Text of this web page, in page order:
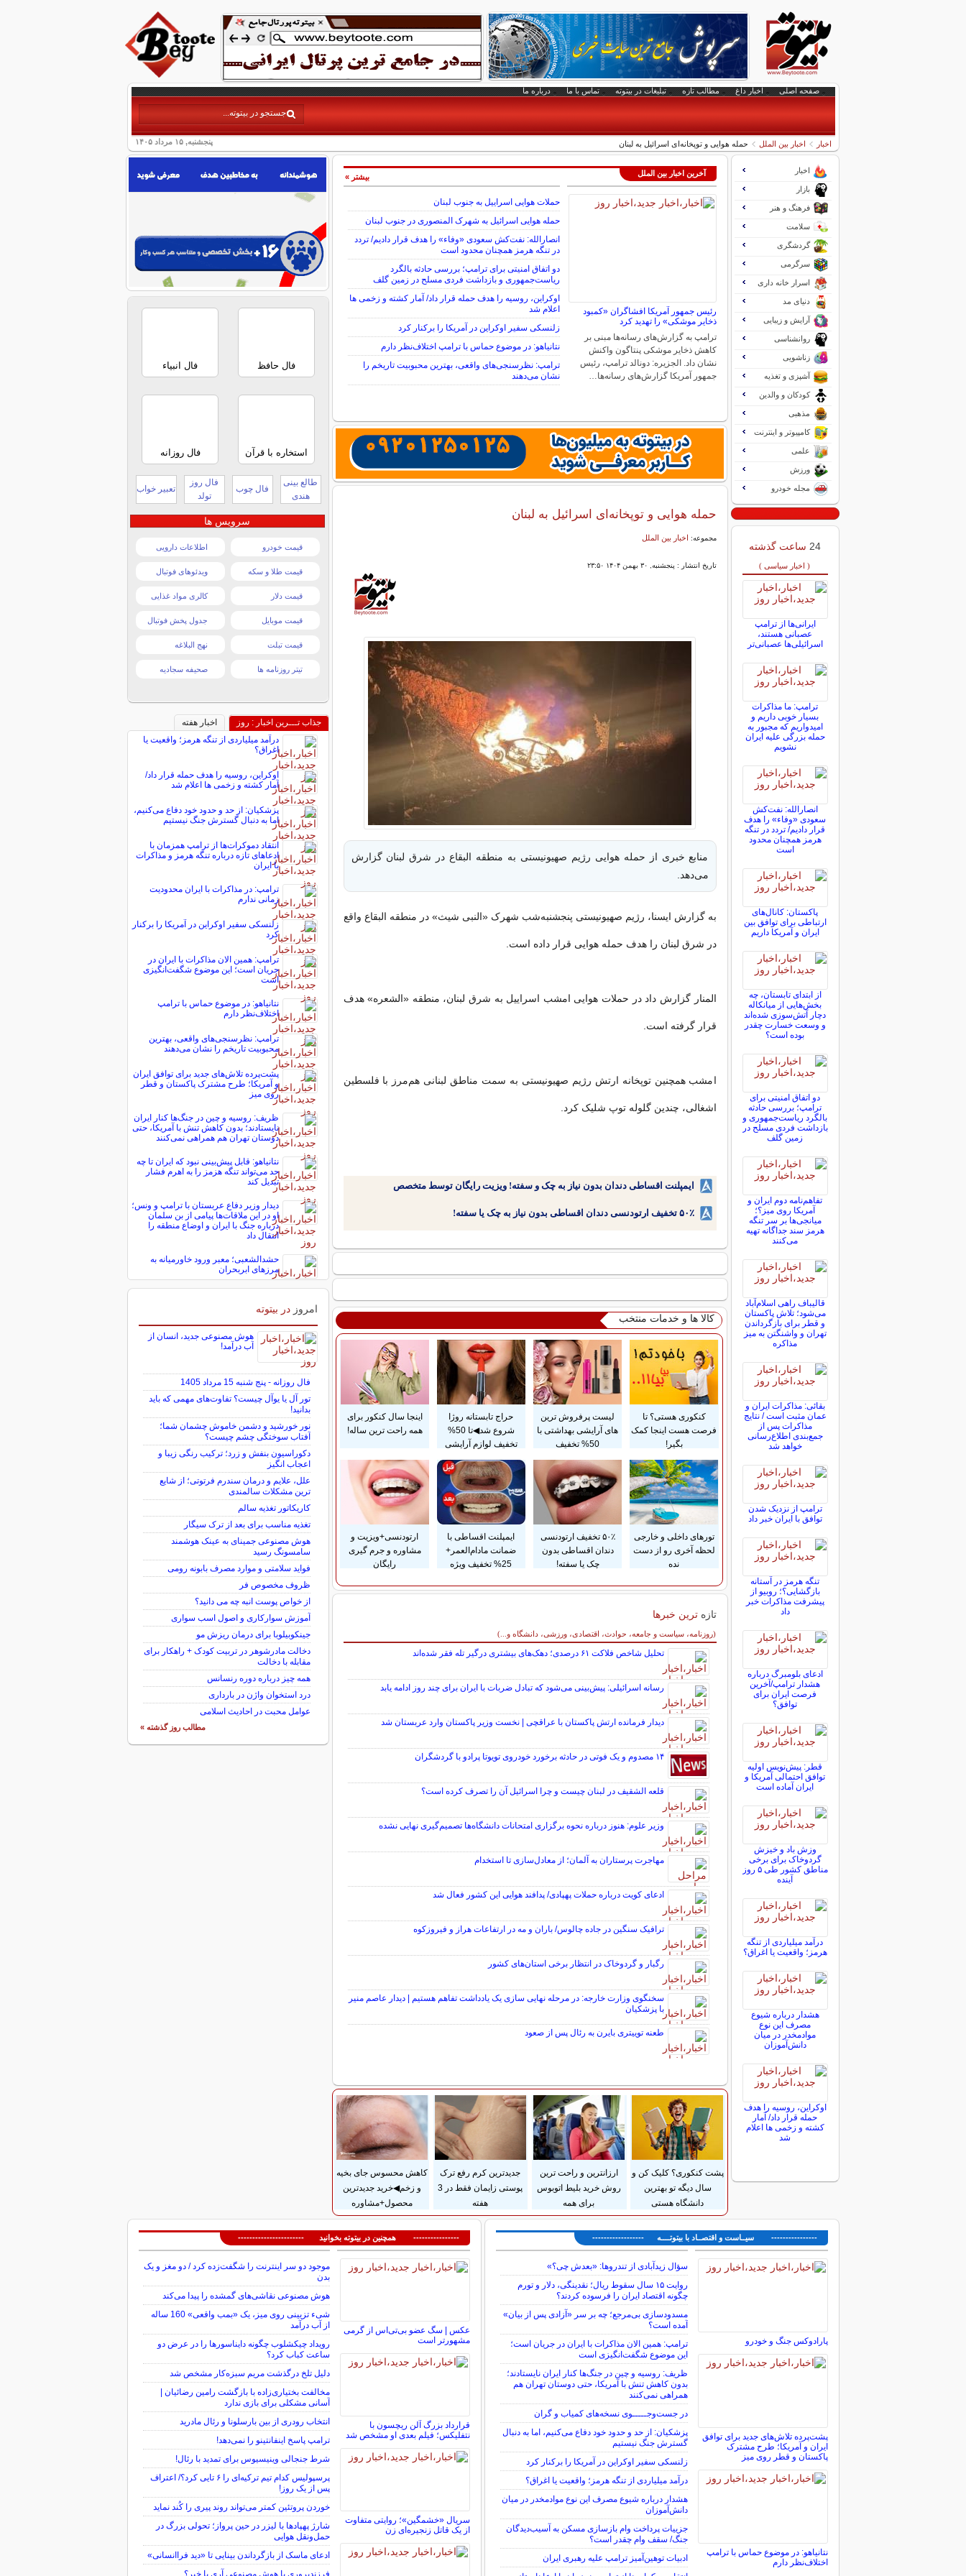
صفحه اصلی اخبار داغ مطالب تازه تبلیغات در بیتوته تماس با ما درباره ما
پنجشنبه, ۱۵ مرداد ۱۴۰۵ اخبار اخبار بین الملل حمله هوایی و توپخانه‌ای اسرائیل به لبنان
آخرین اخبار بین الملل
رئیس جمهور آمریکا افشاگران «کمبود
ذخایر موشکی» را تهدید کرد
ترامپ به گزارش‌های رسانه‌ها مبنی بر
کاهش ذخایر موشکی پنتاگون واکنش
نشان داد. الجزیره: دونالد ترامپ، رئیس
جمهور آمریکا گزارش‌های رسانه‌ها…
حملات هوایی اسراییل به جنوب لبنان
حمله هوایی اسرائیل به شهرک المنصوری در جنوب لبنان
انصارالله: نفت‌کش سعودی «وفاء» را هدف قرار دادیم/ تردد
در تنگه هرمز همچنان محدود است
دو اتفاق امنیتی برای ترامپ؛ بررسی حادثه بالگرد
ریاست‌جمهوری و بازداشت فردی مسلح در زمین گلف
اوکراین، روسیه را هدف حمله قرار داد/ آمار کشته و زخمی ها
اعلام شد
زلنسکی سفیر اوکراین در آمریکا را برکنار کرد
نتانیاهو: در موضوع حماس با ترامپ اختلاف‌نظر دارم
ترامپ: نظرسنجی‌های واقعی، بهترین محبوبیت تاریخم را
نشان می‌دهند
بیشتر »
حمله هوایی و توپخانه‌ای اسرائیل به لبنان
مجموعه: اخبار بین الملل
تاریخ انتشار : پنجشنبه, ۳۰ بهمن ۱۴۰۴ ۲۳:۵۰
منابع خبری از حمله هوایی رژیم صهیونیستی به منطقه البقاع در شرق لبنان گزارش
می‌دهد.
به گزارش ایسنا، رژیم صهیونیستی پنجشنبه‌شب شهرک «النبی شیث» در منطقه البقاع واقع
در شرق لبنان را هدف حمله هوایی قرار داده است.
المنار گزارش داد در حملات هوایی امشب اسراییل به شرق لبنان، منطقه «الشعره» هدف
قرار گرفته است.
امشب همچنین توپخانه ارتش رژیم صهیونیستی به سمت مناطق لبنانی هم‌مرز با فلسطین
اشغالی، چندین گلوله توپ شلیک کرد.
ایمپلنت اقساطی دندان بدون نیاز به چک و سفته! ویزیت رایگان توسط متخصص
۵۰٪ تخفیف ارتودنسی دندان اقساطی بدون نیاز به چک یا سفته!
کالا ها و خدمات منتخب
کنکوری هستی؟ تا
فرصت هست اینجا کمک
بگیر!
لیست پرفروش ترین
های آرایشی بهداشتی با
50% تخفیف
حراج تابستانه روژا
شروع شد◀تا 50%
تخفیف لوازم آرایشی
اینجا سال کنکور برای
همه راحت ترین ساله!
تورهای داخلی و خارجی
لحظه آخری رو از دست
نده
۵۰٪ تخفیف ارتودنسی
دندان اقساطی بدون
چک یا سفته!
ایمپلنت اقساطی با
ضمانت مادام‌العمر+
25% تخفیف ویژه
ارتودنسی+ویزیت و
مشاوره و جرم گیری
رایگان
تازه ترین خبرها
(روزنامه، سیاست و جامعه، حوادث، اقتصادی، ورزشی، دانشگاه و...)
سایر خبرهای داغ
تحلیل شاخص فلاکت ۶۱ درصدی؛ دهک‌های بیشتری درگیر تله فقر شده‌اند
رسانه اسرائیلی: پیش‌بینی می‌شود که تبادل ضربات با ایران برای چند روز ادامه یابد
دیدار فرمانده ارتش پاکستان با عراقچی | نخست وزیر پاکستان وارد عربستان شد
۱۴ مصدوم و یک فوتی در حادثه برخورد خودروی تویوتا پرادو با گردشگران
قلعه الشقیف در لبنان چیست و چرا اسرائیل آن را تصرف کرده است؟
وزیر علوم: هنوز درباره نحوه برگزاری امتحانات دانشگاه‌ها تصمیم‌گیری نهایی نشده
مهاجرت پرستاران به آلمان؛ از معادل‌سازی تا استخدام
ادعای کویت درباره حملات پهپادی/ پدافند هوایی این کشور فعال شد
ترافیک سنگین در جاده چالوس/ باران و مه در ارتفاعات هراز و فیروزکوه
رگبار و گردوخاک در انتظار برخی استان‌های کشور
سخنگوی وزارت خارجه: در مرحله نهایی سازی یک یادداشت تفاهم هستیم | دیدار عاصم منیر
با پزشکیان
طعنه توییتری بایرن به رئال پس از صعود
سایر خبرهای داغ
پشت کنکوری؟ کلیک کن و
سال دیگه تو بهترین
دانشگاه هستی
ارزانترین و راحت ترین
روش خرید بلیط اتوبوس
برای همه
جدیدترین کرم رفع ترک
پوستی زایمان فقط در 3
هفته
کاهش محسوس جای بخیه
و زخم◀خرید جدیدترین
محصول+مشاوره
اخبار
بازار
فرهنگ و هنر
سلامت
گردشگری
سرگرمی
اسرار خانه داری
دنیای مد
آرایش و زیبایی
روانشناسی
زناشویی
آشپزی و تغذیه
کودکان و والدین
مذهبی
کامپیوتر و اینترنت
علمی
ورزش
مجله خودرو
24 ساعت گذشته
( اخبار سیاسی )
ایرانی‌ها از ترامپ
عصبانی هستند،
اسرائیلی‌ها عصبانی‌تر
ترامپ: ما مذاکرات
بسیار خوبی داریم و
امیدواریم که مجبور به
حمله بزرگی علیه ایران
نشویم
انصارالله: نفت‌کش
سعودی «وفاء» را هدف
قرار دادیم/ تردد در تنگه
هرمز همچنان محدود
است
پاکستان: کانال‌های
ارتباطی برای توافق بین
ایران و آمریکا داریم
از ابتدای تابستان، چه
بخش‌هایی از میانکاله
دچار آتش‌سوزی شده‌اند
و وسعت خسارت چقدر
بوده است؟
دو اتفاق امنیتی برای
ترامپ؛ بررسی حادثه
بالگرد ریاست‌جمهوری و
بازداشت فردی مسلح در
زمین گلف
تفاهم‌نامه دوم ایران و
آمریکا روی میز؟؛
میانجی‌ها بر سر تنگه
هرمز سند جداگانه تهیه
می‌کنند
قالیباف راهی اسلام‌آباد
می‌شود؛ تلاش پاکستان
و قطر برای بازگرداندن
تهران و واشنگتن به میز
مذاکره
بقائی: مذاکرات ایران و
عمان مثبت است / نتایج
مذاکرات پس از
جمع‌بندی اطلاع‌رسانی
خواهد شد
ترامپ از نزدیک شدن
توافق با ایران خبر داد
تنگه هرمز در آستانه
بازگشایی؟؛ روبیو از
پیشرفت مذاکرات خبر
داد
ادعای بلومبرگ درباره
هشدار ترامپ/آخرین
فرصت ایران برای
توافق؟
قطر: پیش‌نویس اولیه
توافق احتمالی آمریکا و
ایران آماده است
وزش باد و خیزش
گردوخاک برای برخی
مناطق کشور طی ۵ روز
آینده
درآمد میلیاردی از تنگه
هرمز؛ واقعیت یا اغراق؟
هشدار درباره شیوع
مصرف این نوع
موادمخدر در میان
دانش‌آموزان
اوکراین، روسیه را هدف
حمله قرار داد/ آمار
کشته و زخمی ها اعلام
شد
فال حافظ فال انبیاء
استخاره با قرآن فال روزانه
طالع بینی
هندی
فال چوب
فال روز
تولد
تعبیر خواب
سرویس ها
قیمت خودرو اطلاعات دارویی
قیمت طلا و سکه ویدئوهای فوتبال
قیمت دلار کالری مواد غذایی
قیمت موبایل جدول پخش فوتبال
قیمت تبلت نهج البلاغه
تیتر روزنامه ها صحیفه سجادیه
جذاب تـــرین اخبار : روز
اخبار هفته
درآمد میلیاردی از تنگه هرمز؛ واقعیت یا
اغراق؟
اوکراین، روسیه را هدف حمله قرار داد/
آمار کشته و زخمی ها اعلام شد
پزشکیان: از حد و حدود خود دفاع می‌کنیم،
اما به دنبال گسترش جنگ نیستیم
انتقاد دموکرات‌ها از ترامپ همزمان با
ادعاهای تازه درباره تنگه هرمز و مذاکرات
با ایران
ترامپ: در مذاکرات با ایران محدودیت
زمانی ندارم
زلنسکی سفیر اوکراین در آمریکا را برکنار
کرد
ترامپ: همین الان مذاکرات با ایران در
جریان است؛ این موضوع شگفت‌انگیزی
است
نتانیاهو: در موضوع حماس با ترامپ
اختلاف‌نظر دارم
ترامپ: نظرسنجی‌های واقعی، بهترین
محبوبیت تاریخم را نشان می‌دهند
پشت‌پرده تلاش‌های جدید برای توافق ایران
و آمریکا؛ طرح مشترک پاکستان و قطر
روی میز
ظریف: روسیه و چین در جنگ‌ها کنار ایران
نایستادند؛ بدون کاهش تنش با آمریکا، حتی
دوستان تهران هم همراهی نمی‌کنند
نتانیاهو: قابل پیش‌بینی نبود که ایران تا چه
حد می‌تواند تنگه هزمز را به اهرم فشار
تبدیل کند
دیدار وزیر دفاع عربستان با ترامپ و ونس؛
او در این ملاقات‌ها پیامی از بن سلمان
درباره جنگ با ایران و اوضاع منطقه را
انتقال داد
حشدالشعبی؛ معبر ورود خاورمیانه به
مرزهای ابربحران
امروز در بیتوته
هوش مصنوعی جدید، انسان از
آب درآمد!
فال روزانه - پنج شنبه 15 مرداد 1405
تور آل یا یوآل چیست؟ تفاوت‌های مهمی که باید
بدانید!
نور خورشید و دشمن خاموش چشمان شما؛
آفتاب سوختگی چشم چیست؟
دکوراسیون بنفش و زرد؛ ترکیب رنگی زیبا و
اعجاب انگیز
علل، علایم و درمان سندرم فرتوتی؛ از شایع
ترین مشکلات سالمندی
کاریکاتور تغذیه سالم
تغذیه مناسب برای بعد از ترک سیگار
هوش مصنوعی جمینای به عینک هوشمند
سامسونگ رسید
فواید سلامتی و موارد مصرف بابونه رومی
ظروف مخصوص فر
از خواص پوست انبه چه می دانید؟
آموزش سوارکاری و اصول اسب سواری
جینکوبیلوبا برای درمان ریزش مو
دخالت مادرشوهر در تربیت کودک + راهکار برای
مقابله با دخالت
همه چیز درباره دوره رنسانس
درد استخوان واژن در بارداری
عوامل محبت در احادیث اسلامى
مطالب روز گذشته »
---------------- سیــاست و اقتصــاد با بیتوتــــه ------------------
پارادوکس جنگ و خودرو
پشت‌پرده تلاش‌های جدید برای توافق
ایران و آمریکا؛ طرح مشترک
پاکستان و قطر روی میز
نتانیاهو: در موضوع حماس با ترامپ
اختلاف‌نظر دارم
سؤال زیدآبادی از تندروها: «بعدش چی؟»
روایت ۱۵ سال سقوط ریال؛ نقدینگی، دلار و تورم
چگونه اقتصاد ایران را فرسوده کردند؟
مسدودسازی بی‌مرجع؛ چه بر سر «آزادی پس از بیان»
آمده است؟
ترامپ: همین الان مذاکرات با ایران در جریان است؛
این موضوع شگفت‌انگیزی است
ظریف: روسیه و چین در جنگ‌ها کنار ایران نایستادند؛
بدون کاهش تنش با آمریکا، حتی دوستان تهران هم
همراهی نمی‌کنند
در جست‌وجـــــوی نسخه‌های کمیاب و گران
پزشکیان: از حد و حدود خود دفاع می‌کنیم، اما به دنبال
گسترش جنگ نیستیم
زلنسکی سفیر اوکراین در آمریکا را برکنار کرد
درآمد میلیاردی از تنگه هرمز؛ واقعیت یا اغراق؟
هشدار درباره شیوع مصرف این نوع موادمخدر در میان
دانش‌آموزان
جزییات پرداخت وام بازسازی مسکن به آسیب‌دیدگان
جنگ/ سقف وام چقدر است؟
ادبیات توهین‌آمیز ترامپ علیه رهبری ایران
---------------- همچنین در بیتوته بخوانید -----------------------
عکس | سگ عضو بی‌تی‌اس از گرمی
مشهورتر است
قرارداد بزرگ آلن ریچسون با
نتفلیکس؛ فیلم بعدی او مشخص شد
سریال «خشمگین»؛ روایتی متفاوت
از یک قاتل زنجیره‌ای زن
موجود دو سر اینترنت را شگفت‌زده کرد / دو مغز و یک
بدن
هوش مصنوعی نقاشی‌های گمشده را پیدا می‌کند
شیء تزیینی روی میز، یک «بمب واقعی» 160 ساله
از آب درآمد
رویداد چیکشلوب چگونه دایناسورها را در عرض دو
ساعت کباب کرد؟
دلیل تلخ درگذشت مریم سبزه‌کار مشخص شد
مخالفت بختیاری‌زاده با بازگشت رامین رضائیان |
آسانی مشکلی برای بازی ندارد
انتخاب رودری از بین بارسلونا و رئال مادرید
ترامپ پاسخ اینفانتینو را نمی‌دهد!
شرط جنجالی وینیسیوس برای تمدید با رئال!
پرسپولیس کدام تیم ترکیه‌ای را ۶ تایی کرد؟/ اعتراف
پس از یک روز!
خوردن پروتئین کمتر می‌تواند روند پیری را کُند نماید
شارژ پهپادها با لیزر در حین پرواز؛ تحولی بزرگ در
حمل‌ونقل هوایی
ادعای ماسک از بازگرداندن بینایی تا «دید فراانسانی»
فرزندپروری با هوش مصنوعی آری یا خیر؟